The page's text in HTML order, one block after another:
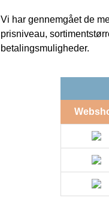
Vi har gennemgået de
prisniveau,
betalingsmuligheder.